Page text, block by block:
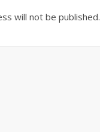
will not be published.